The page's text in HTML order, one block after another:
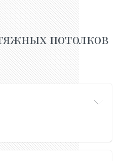
потолков